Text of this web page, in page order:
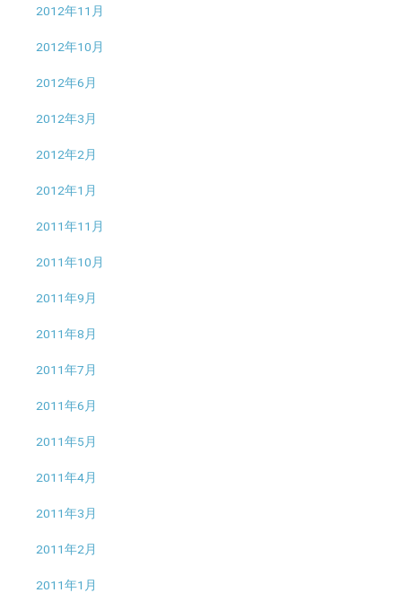
2012年11月
2012年10月
2012年6月
2012年3月
2012年2月
2012年1月
2011年11月
2011年10月
2011年9月
2011年8月
2011年7月
2011年6月
2011年5月
2011年4月
2011年3月
2011年2月
2011年1月